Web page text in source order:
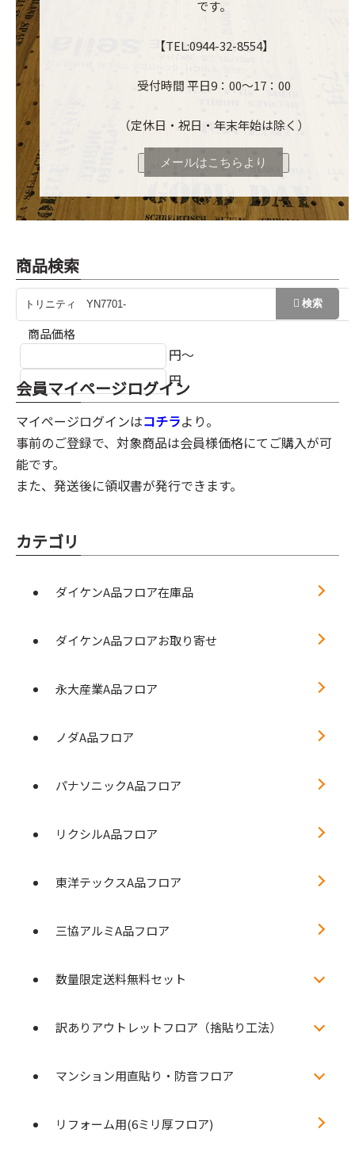
です。
【TEL:0944-32-8554】
受付時間 平日9：00～17：00
（定休日・祝日・年末年始は除く）
メールはこちらより
商品検索
商品価格
円～
円
会員マイページログイン
マイページログインはコチラより。
事前のご登録で、対象商品は会員様価格にてご購入が可
能です。
また、発送後に領収書が発行できます。
カテゴリ
ダイケンA品フロア在庫品
ダイケンA品フロアお取り寄せ
永大産業A品フロア
ノダA品フロア
パナソニックA品フロア
リクシルA品フロア
東洋テックスA品フロア
三協アルミA品フロア
数量限定送料無料セット
訳ありアウトレットフロア（捨貼り工法）
マンション用直貼り・防音フロア
リフォーム用(6ミリ厚フロア)